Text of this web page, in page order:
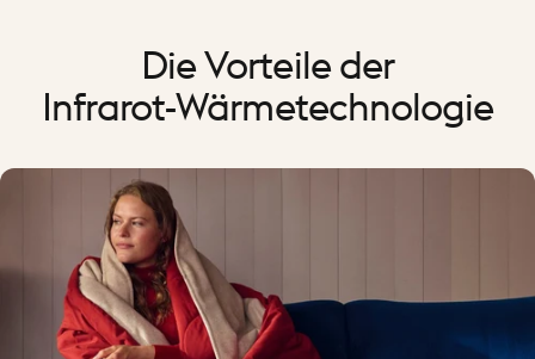
Die Vorteile der
Infrarot-Wärmetechnologie